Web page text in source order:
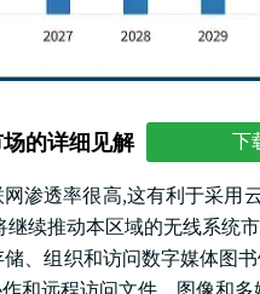
的详细见解 下
渗透率很高,这有利于采用
续推动本区域的无线系统
、组织和访问数字媒体图